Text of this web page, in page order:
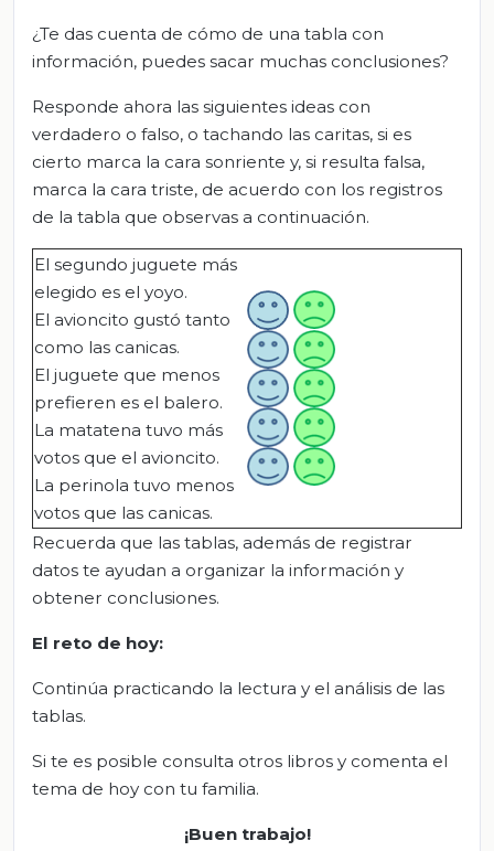
¿Te das cuenta de cómo de una tabla con
información, puedes sacar muchas conclusiones?
Responde ahora las siguientes ideas con
verdadero o falso, o tachando las caritas, si es
cierto marca la cara sonriente y, si resulta falsa,
marca la cara triste, de acuerdo con los registros
de la tabla que observas a continuación.
El segundo juguete más
elegido es el yoyo.
El avioncito gustó tanto
como las canicas.
El juguete que menos
prefieren es el balero.
La matatena tuvo más
votos que el avioncito.
La perinola tuvo menos
votos que las canicas.
Recuerda que las tablas, además de registrar
datos te ayudan a organizar la información y
obtener conclusiones.
El reto de hoy:
Continúa practicando la lectura y el análisis de las
tablas.
Si te es posible consulta otros libros y comenta el
tema de hoy con tu familia.
¡Buen trabajo!